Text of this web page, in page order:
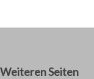
Weiteren Seiten